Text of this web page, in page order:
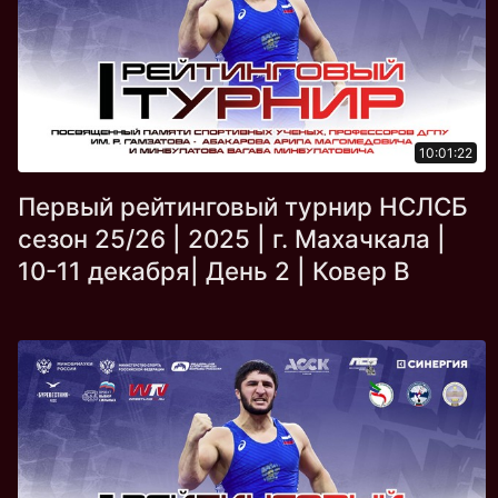
10:01:22
Первый рейтинговый турнир НСЛСБ
сезон 25/26 | 2025 | г. Махачкала |
10-11 декабря| День 2 | Ковер B